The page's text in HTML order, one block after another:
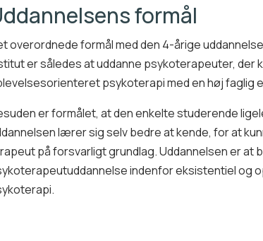
formål
overordnede formål med den 4-årige
er således at uddanne psykoterapeuter, der
psykoterapi med en høj faglig
er formålet, at den enkelte studerende
lærer sig selv bedre at kende, for at
på forsvarligt grundlag. Uddannelsen er at
indenfor eksistentiel og